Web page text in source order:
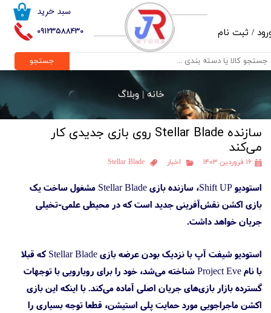
09123588430
۰ سبد خرید
/ ثبت نام
حساب کاربری من
تغییر گذر واژه
خروج از حساب کاربری
جستجو
خانه |وبلاگ
سازنده Stellar Blade روی بازی جدیدی کار
می‌کند
۱۶ فروردین ۱۴۰۳ اخبار Stellar Blade
استودیو Shift UP، سازنده بازی Stellar Blade مشغول ساخت یک
بازی اکشن نقش‌آفرینی جدید است که در محیطی علمی-تخیلی
جریان خواهد داشت.
استودیو شیفت آپ با نزدیک بودن عرضه بازی Stellar Blade که قبلا
با نام Project Eve شناخته می‌شد، خود را برای رویارویی با توجهات
گسترده بازار بازی‌های جریان اصلی آماده می‌کند. با اینکه این بازی
اکشن ماجراجویی مورد حمایت پلی استیشن، قطعا توجه بسیاری را